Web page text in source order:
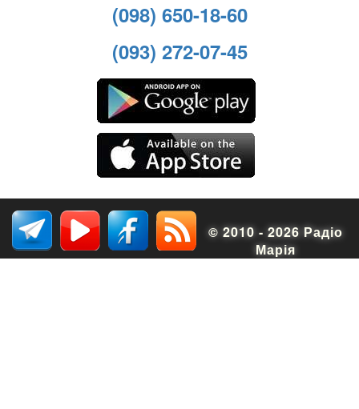
(098) 650-18-60
(093) 272-07-45
© 2010 - 2026 Радіо
Марія